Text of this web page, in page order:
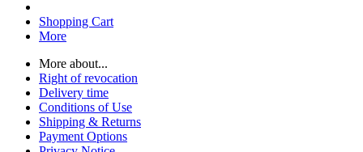
Shopping Cart
More
More about...
Right of revocation
Delivery time
Conditions of Use
Shipping & Returns
Payment Options